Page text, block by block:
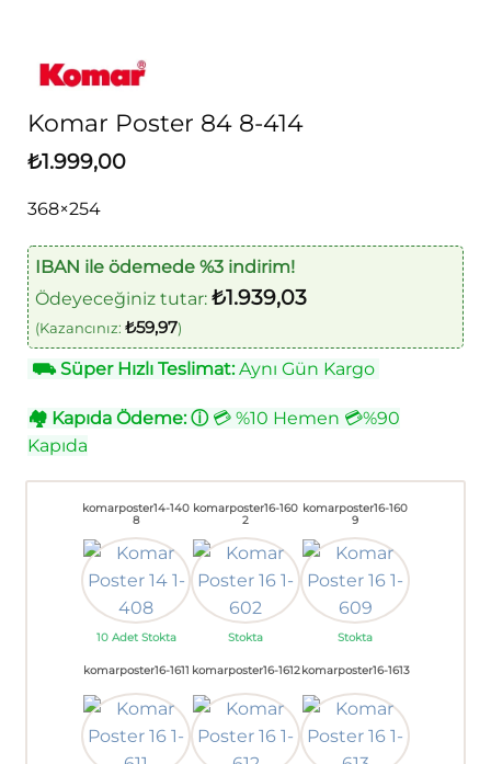
Komar Poster 84 8-414
₺1.999,00
368×254
IBAN ile ödemede %3 indirim!
Ödeyeceğiniz tutar: ₺1.939,03
(Kazancınız: ₺59,97)
⛟Süper Hızlı Teslimat:Aynı Gün Kargo
🏘 Kapıda Ödeme: ⓘ💳 %10 Hemen 💳%90
Kapıda
komarposter14-140
8
10 Adet Stokta
komarposter16-160
2
Stokta
komarposter16-160
9
Stokta
komarposter16-1611 komarposter16-1612komarposter16-1613